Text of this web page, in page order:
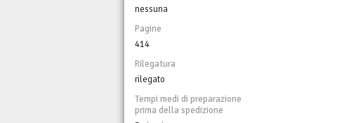
nessuna
Pagine
414
Rilegatura
rilegato
Tempi medi di preparazione
prima della spedizione